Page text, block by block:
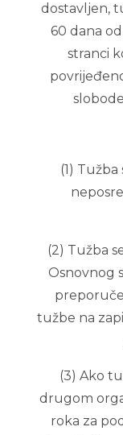
dostavljen,
60 dana
stranci
(1)
(2) Tužba
Osnovnog
tužbe na
(3) Ako
drugom
roka za